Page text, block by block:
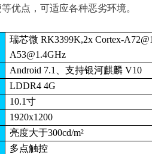
优点，可适应各种恶劣环境。
瑞芯微 RK3399K,2x Cortex-
A53@1.4GHz
Android 7.1、支持银河麒麟 V10
LDDR4 4G
10.1寸
1920x1200
亮度大于300cd/m²
多点触控